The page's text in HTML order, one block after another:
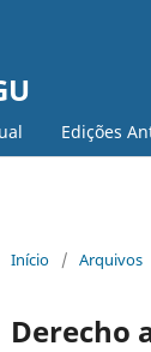
Edições
Início / Arquivos
Derecho